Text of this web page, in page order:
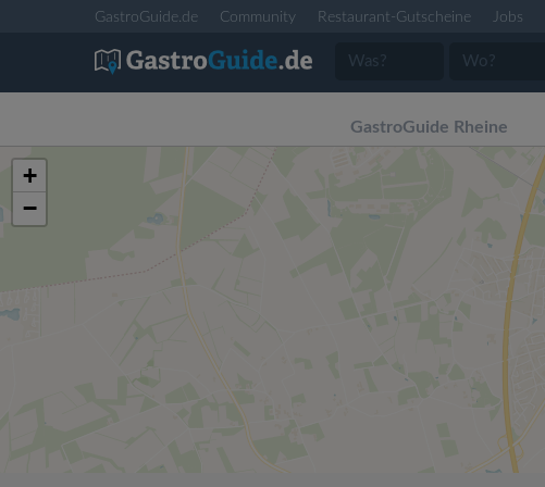
GastroGuide.de Community Restaurant-Gutscheine Jobs
GastroGuide Rheine
+
−